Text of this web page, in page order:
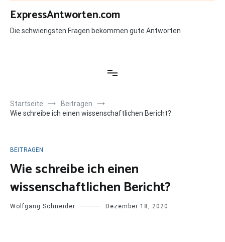
Zum
Inhalt
springen
ExpressAntworten.com
Die schwierigsten Fragen bekommen gute Antworten
Startseite
Beitragen
Wie schreibe ich einen wissenschaftlichen Bericht?
BEITRAGEN
Wie schreibe ich einen
wissenschaftlichen Bericht?
Wolfgang Schneider Dezember 18, 2020